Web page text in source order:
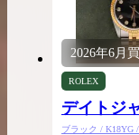
2026年6月
ROLEX
デイトジ
ブラック / K18YG